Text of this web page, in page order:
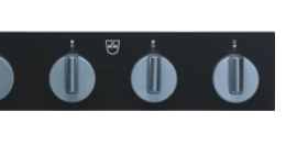
A à Z
Z à A
first